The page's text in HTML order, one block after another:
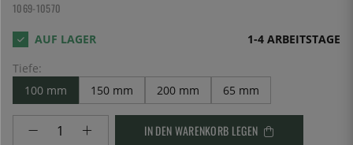
1069-10570
1-4 ARBEITSTAGE
Tiefe:
100 mm
150 mm 200 mm 65 mm
IN DEN WARENKORB LEGEN